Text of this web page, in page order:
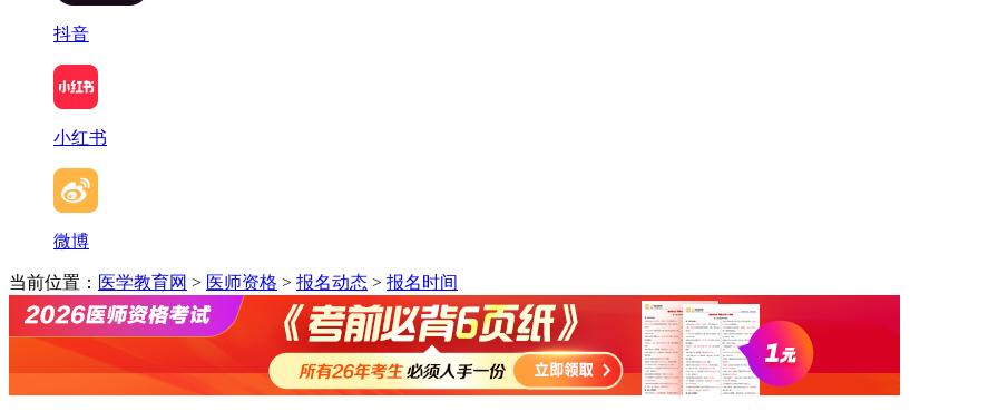
抖音
小红书
微博
当前位置： 医学教育网 > 医师资格 > 报名动态 > 报名时间